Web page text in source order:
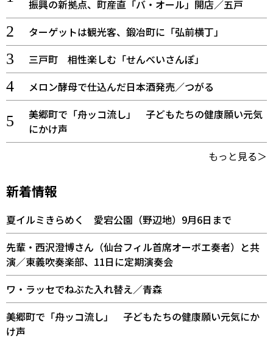
振興の新拠点、町産直「バ・オール」開店／五戸
ターゲットは観光客、鍛冶町に「弘前横丁」
三戸町 相性楽しむ「せんべいさんぽ」
メロン酵母で仕込んだ日本酒発売／つがる
美郷町で「舟ッコ流し」 子どもたちの健康願い元気
にかけ声
もっと見る＞
新着情報
夏イルミきらめく 愛宕公園（野辺地）9月6日まで
先輩・西沢澄博さん（仙台フィル首席オーボエ奏者）と共
演／東義吹奏楽部、11日に定期演奏会
ワ・ラッセでねぶた入れ替え／青森
美郷町で「舟ッコ流し」 子どもたちの健康願い元気にか
け声